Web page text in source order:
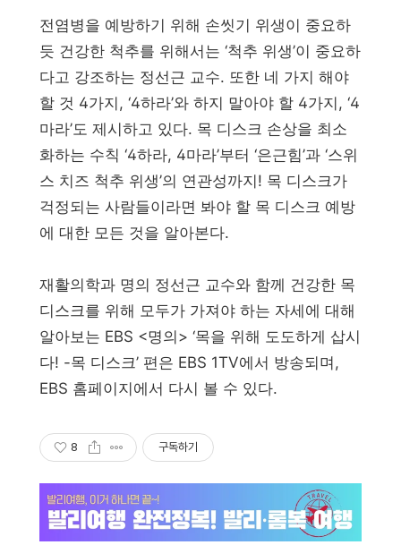
전염병을 예방하기 위해 손씻기 위생이 중요하
듯 건강한 척추를 위해서는 ‘척추 위생’이 중요하
다고 강조하는 정선근 교수. 또한 네 가지 해야
할 것 4가지, ‘4하라’와 하지 말아야 할 4가지, ‘4
마라’도 제시하고 있다. 목 디스크 손상을 최소
화하는 수칙 ‘4하라, 4마라’부터 ‘은근힘’과 ‘스위
스 치즈 척추 위생’의 연관성까지! 목 디스크가
걱정되는 사람들이라면 봐야 할 목 디스크 예방
에 대한 모든 것을 알아본다.
재활의학과 명의 정선근 교수와 함께 건강한 목
디스크를 위해 모두가 가져야 하는 자세에 대해
알아보는 EBS <명의> ‘목을 위해 도도하게 삽시
다! -목 디스크’ 편은 EBS 1TV에서 방송되며,
EBS 홈페이지에서 다시 볼 수 있다.
8 구독하기